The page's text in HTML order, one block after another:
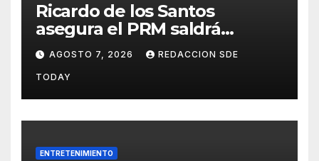
Ricardo de los Santos
asegura el PRM saldrá
fortalecido del proceso
interno para escoger nuevas
autoridades
AGOSTO 7, 2026 REDACCION SDE
TODAY
ENTRETENIMIENTO